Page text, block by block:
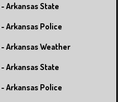
Arkansas State
Arkansas Police
Arkansas Weather
Arkansas State
Arkansas Police